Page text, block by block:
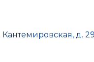
Кантемировская, д.